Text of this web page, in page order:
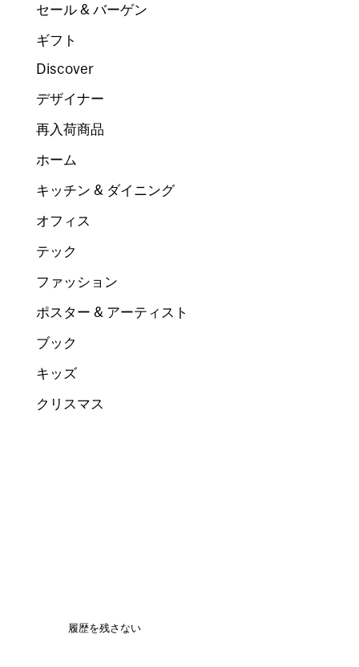
セール & バーゲン
ギフト
Discover
デザイナー
再入荷商品
ホーム
キッチン & ダイニング
オフィス
テック
ファッション
ポスター & アーティスト
ブック
キッズ
クリスマス
履歴を残さない